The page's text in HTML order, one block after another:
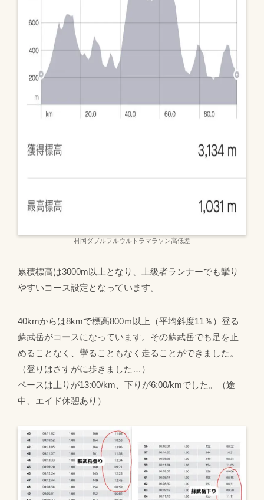
村岡ダブルフルウルトラマラソン高低差
累積標高は3000m以上となり、上級者ランナーでも攣り
やすいコース設定となっています。
40kmからは8kmで標高800ｍ以上（平均斜度11％）登る
蘇武岳がコースになっています。その蘇武岳でも足を止
めることなく、攣ることもなく走ることができました。
（登りはさすがに歩きました…）
ペースは上りが13:00/km、下りが6:00/kmでした。（途
中、エイド休憩あり）